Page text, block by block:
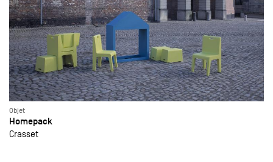
Objet
Homepack
Crasset